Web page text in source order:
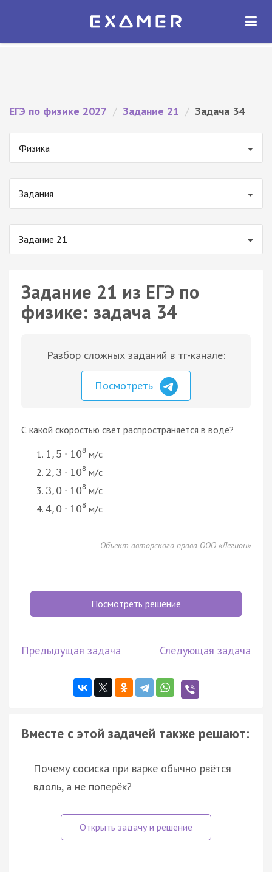
Экзамер — ЕГЭ 2027
ОТКРЫТЬ
ЕГЭ по физике 2027 / Задание 21 / Задача 34
Физика
Задания
Задание 21
Задание 21 из ЕГЭ по
физике: задача 34
Разбор сложных заданий в тг-канале:
Посмотреть
С какой скоростью свет распространяется в воде?
1 , 5 ⋅ 108 м/c
2, 3 ⋅ 108 м/c
3, 0 ⋅ 108 м/c
4, 0 ⋅ 108 м/c
Объект авторского права ООО «Легион»
Посмотреть решение
Предыдущая задача Следующая задача
Вместе с этой задачей также решают:
Почему сосиска при варке обычно рвётся
вдоль, а не поперёк?